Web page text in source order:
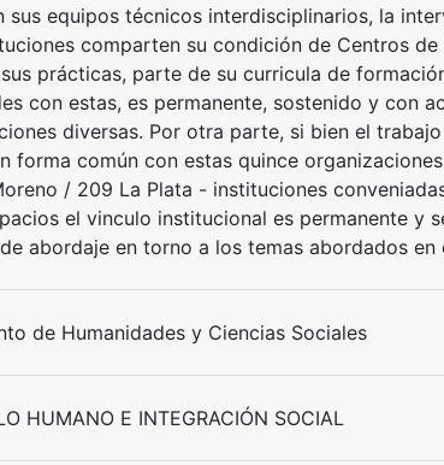
sus equipos técnicos interdisciplinarios, la
comparten su condición de Centros
prácticas, parte de su curricula de
con estas, es permanente, sostenido y con
diversas. Por otra parte, si bien el
forma común con estas quince
/ 209 La Plata - instituciones
el vinculo institucional es permanente y
abordaje en torno a los temas abordados
de Humanidades y Ciencias Sociales
HUMANO E INTEGRACIÓN SOCIAL